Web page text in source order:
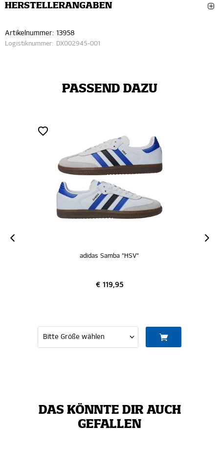
HERSTELLERANGABEN
Artikelnummer: 13958
Logistiknummer: DX002945-001
PASSEND DAZU
DAS KÖNNTE DIR AUCH
GEFALLEN